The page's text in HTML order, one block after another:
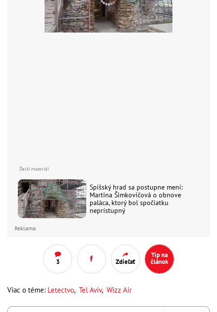
Spišský hrad sa postupne mení:
Martina Šimkovičová o obnove
paláca, ktorý bol spočiatku
neprístupný
Reklama
3 Zdieľať
Tip na
článok
Viac o téme: Letectvo, Tel Aviv, Wizz Air